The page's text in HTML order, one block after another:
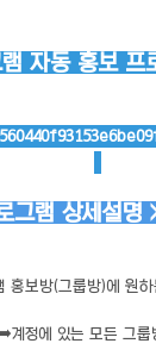
자동 홍보 프
그램 상세설명
홍보방(그룹방)에 원
계정에 있는 모든 그룹